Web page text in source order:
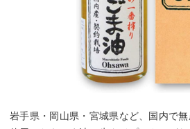
岩手県・岡山県・宮城県など、国内で